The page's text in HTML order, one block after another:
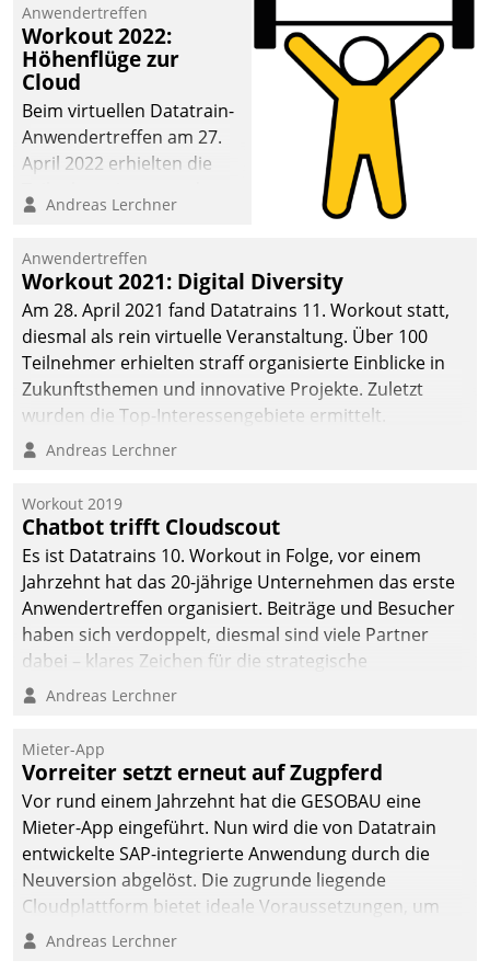
Quartier. Dazwischen
zeigte Datatrain, was es
Neues zu bieten hat.
Anwendertreffen
Workout 2022:
Höhenflüge zur
Cloud
Beim virtuellen Datatrain-
Anwendertreffen am 27.
April 2022 erhielten die
Teilnehmer kurzweilige
Cloud-Strategien und -
Lösungen mit hohem
Zukunftspotenzial.
Andreas Lerchner
Anwendertreffen
Workout 2021: Digital Diversity
Am 28. April 2021 fand Datatrains 11. Workout statt,
diesmal als rein virtuelle Veranstaltung. Über 100
Teilnehmer erhielten straff organisierte Einblicke in
Zukunftsthemen und innovative Projekte. Zuletzt
wurden die Top-Interessengebiete ermittelt.
Andreas Lerchner
Workout 2019
Chatbot trifft Cloudscout
Es ist Datatrains 10. Workout in Folge, vor einem
Jahrzehnt hat das 20-jährige Unternehmen das erste
Anwendertreffen organisiert. Beiträge und Besucher
haben sich verdoppelt, diesmal sind viele Partner
dabei – klares Zeichen für die strategische
Fokussierung auf den Kunden.
Andreas Lerchner
Mieter-App
Vorreiter setzt erneut auf Zugpferd
Vor rund einem Jahrzehnt hat die GESOBAU eine
Mieter-App eingeführt. Nun wird die von Datatrain
entwickelte SAP-integrierte Anwendung durch die
Neuversion abgelöst. Die zugrunde liegende
Cloudplattform bietet ideale Voraussetzungen, um
die Funktionalität der App zu erweitern und weitere
Andreas Lerchner